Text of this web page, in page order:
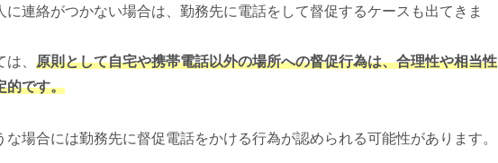
に連絡がつかない場合は、勤務先に電話をして督促するケースも出てきま
、 原則として自宅や携帯電話以外の場所への督促行為は、合理性や相当性
的です。
な場合には勤務先に督促電話をかける行為が認められる可能性があります。